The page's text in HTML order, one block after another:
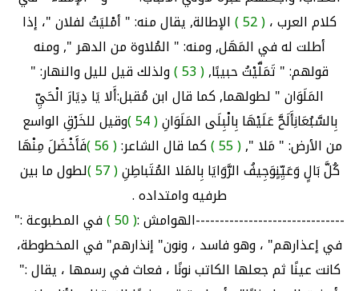
كلام العرب ،( 52 )
الإطالة, يقال منه: " أمْليَتُ لفلان "، إذا
أطلت له في المَهَل, ومنه: " المُلاوة من الدهر ", ومنه
قولهم: " تَمَلَّيْتُ حبيبًا,( 53 )
ولذلك قيل لليل والنهار: "
المَلَوَان " لطولهما, كما قال ابن مُقبل:أَلا يَا دِيَارَ الْحَيِّ
بِالسَّبُعَانِأَلَحَّ عَلَيْهَا بِالْبِلَى المَلَوَانِ( 54 )
وقيل للخَرْقِ الواسع
من الأرض: " مَلا ",( 55 ) كما قال الشاعر:( 56 )
فَأَخْضَلَ مِنْهَا
كُلَّ بَالٍ وَعَيِّنٍوَجِيفُ الرَّوَايَا بِالمَلا المُتَباطِنِ( 57 )
لطول ما بين
طرفيه وامتداده .
-------------------------------الهوامش :( 50 )
في المطبوعة :"
في إعذارهم" ، وهو فاسد ، ونون" إنذارهم" في المخطوطة،
كانت عينًا ثم جعلها الكاتب نونًا ، فعاث في رسمها ، يقال :"